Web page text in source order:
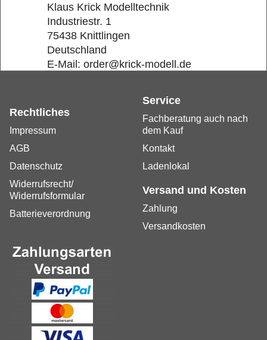
Klaus Krick Modelltechnik
Industriestr. 1
75438 Knittlingen
Deutschland
E-Mail: order@krick-modell.de
Service
Fachberatung auch nach
dem Kauf
Kontakt
Ladenlokal
Rechtliches
Impressum
AGB
Datenschutz
Widerrufsrecht/
Widerrufsformular
Batterieverordnung
Versand und Kosten
Zahlung
Versandkosten